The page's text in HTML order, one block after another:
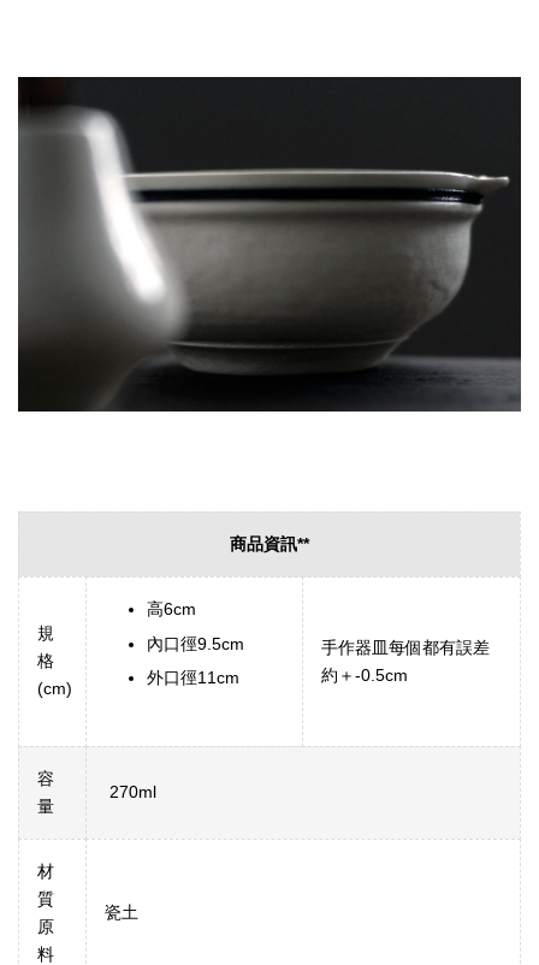
商品資訊**
規
格
(cm)
高6cm
內口徑9.5cm
外口徑11cm
手作器皿每個都有誤差
約＋-0.5cm
容
量
270ml
材
質
原
料
瓷土